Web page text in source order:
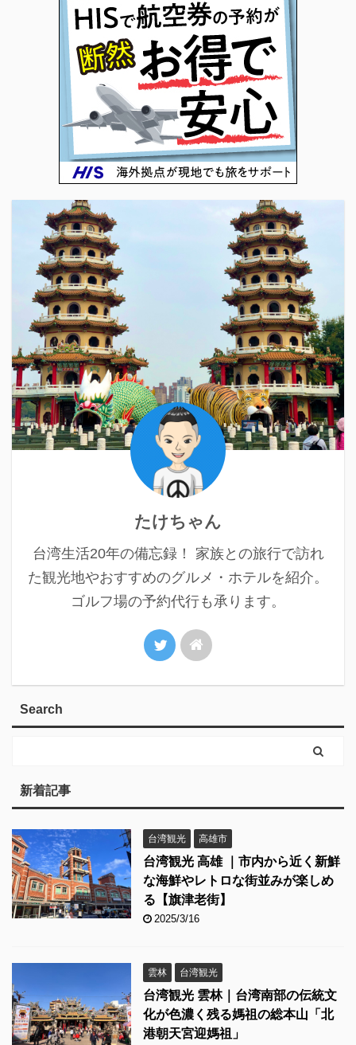
たけちゃん
台湾生活20年の備忘録！ 家族との旅行で訪れ
た観光地やおすすめのグルメ・ホテルを紹介。
ゴルフ場の予約代行も承ります。
Search
新着記事
台湾観光 高雄市
台湾観光 高雄 ｜市内から近く新鮮
な海鮮やレトロな街並みが楽しめ
る【旗津老街】
2025/3/16
雲林 台湾観光
台湾観光 雲林｜台湾南部の伝統文
化が色濃く残る媽祖の総本山「北
港朝天宮迎媽祖」